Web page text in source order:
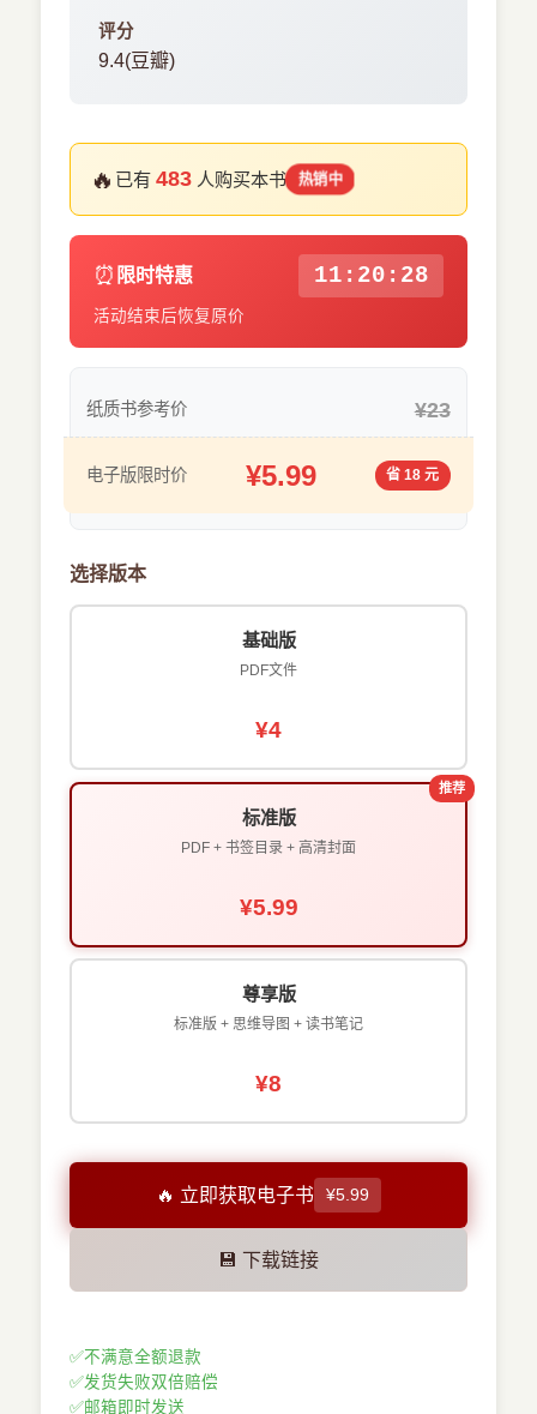
评分
9.4(豆瓣)
🔥 已有483 人购买本书 热销中
⏰ 限时特惠 11:20:27
活动结束后恢复原价
纸质书参考价 ¥23
电子版限时价 ¥5.99 省 18 元
选择版本
基础版
PDF文件
¥4
推荐
标准版
PDF + 书签目录 + 高清封面
¥5.99
尊享版
标准版 + 思维导图 + 读书笔记
¥8
🔥 立即获取电子书 ¥5.99
💾 下载链接
✅不满意全额退款
✅发货失败双倍赔偿
✅邮箱即时发送